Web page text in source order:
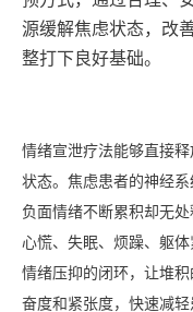
源缓解焦虑状态，改
整打下良好基础。
情绪宣泄疗法能够直接
状态。焦虑患者的神经系
负面情绪不断累积却无
心慌、失眠、烦躁、躯
情绪压抑的闭环，让堆
奋度和紧张度，快速减